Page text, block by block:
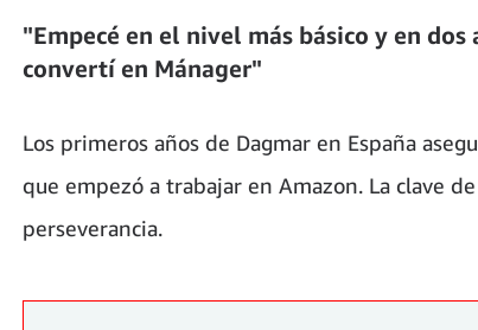
"Empecé en el nivel más básico y en dos
convertí en Mánager"
Los primeros años de Dagmar en España
que empezó a trabajar en Amazon. La clave
perseverancia.